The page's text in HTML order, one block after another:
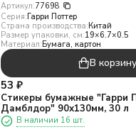
Артикул:77698
Серия:Гарри Поттер
Страна производства:Китай
Размер упаковки, см:19×6.7×0.5
Материал:Бумага, картон
В корзину
53 ₽
Стикеры бумажные "Гарри
Дамблдор" 90х130мм, 30 л
В наличии 16 шт.